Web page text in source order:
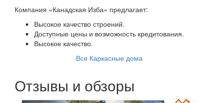
Компания «Канадская Изба» предлагает:
Высокое качество строений.
Доступные цены и возможность кредитования.
Высокое качество.
Все Каркасные дома
Отзывы и обзоры